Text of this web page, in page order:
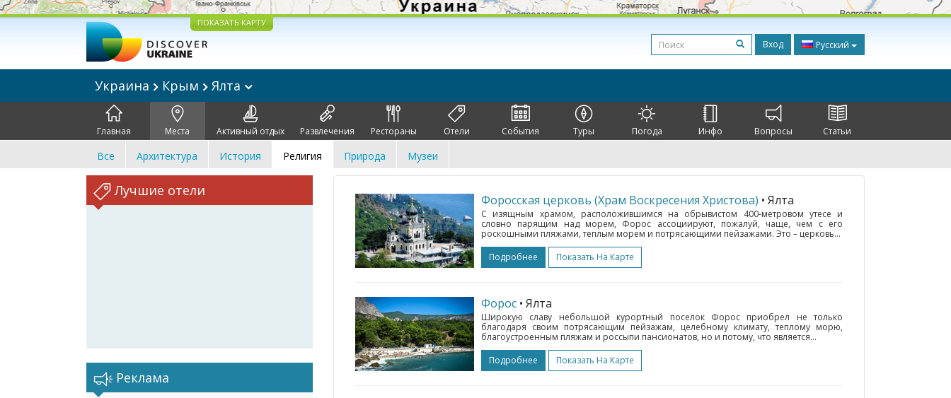
ПОКАЗАТЬ КАРТУ
Вход Русский
Украина Крым Ялта
Главная Места Активный отдых Развлечения Рестораны Отели События Туры Погода Инфо Вопросы Статьи
Все Архитектура История Религия Природа Музеи
Лучшие отели
Реклама
Форосская церковь (Храм Воскресения Христова) • Ялта
С изящным храмом, расположившимся на обрывистом 400-метровом утесе и
словно парящим над морем, Форос ассоциируют, пожалуй, чаще, чем с его
роскошными пляжами, теплым морем и потрясающими пейзажами. Это – церковь...
Подробнее
Показать На Карте
Форос • Ялта
Широкую славу небольшой курортный поселок Форос приобрел не только
благодаря своим потрясающим пейзажам, целебному климату, теплому морю,
благоустроенным пляжам и россыпи пансионатов, но и потому, что является...
Подробнее
Показать На Карте